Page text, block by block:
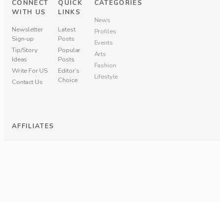
CONNECT
WITH US
Newsletter
Sign-up
Tip/Story
Ideas
Write For US
Contact Us
QUICK
LINKS
Latest
Posts
Popular
Posts
Editor’s
Choice
CATEGORIES
News
Profiles
Events
Arts
Fashion
Lifestyle
AFFILIATES